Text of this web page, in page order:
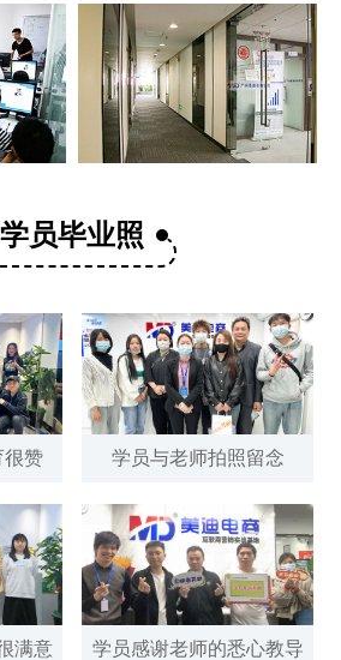
学员毕业照
很赞 学员与老师拍照留念
满意 学员感谢老师的悉心教导